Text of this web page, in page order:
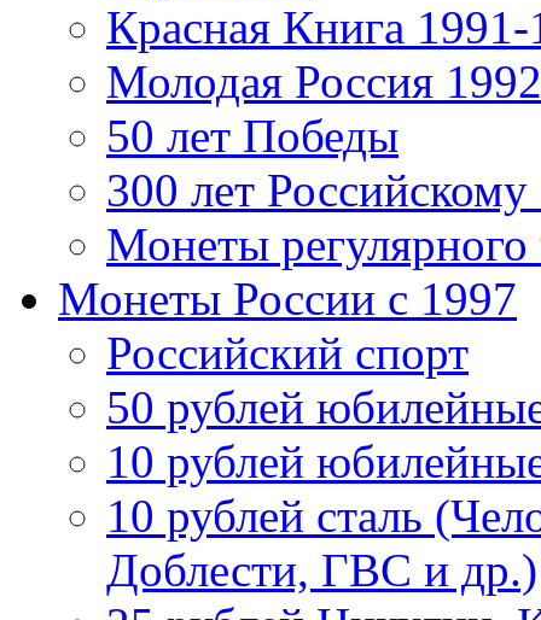
Красная Книга 1991-
Молодая Россия
50 лет Победы
300 лет
Монеты
Монеты России c 1997
Российский спорт
50 рублей
10 рублей
10 рублей сталь
Доблести, ГВС и др.)